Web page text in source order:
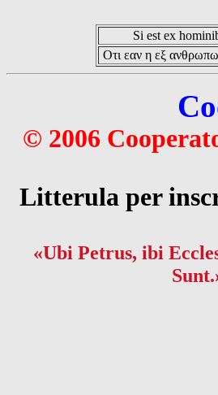
Si est ex
Οτι εαν η εξ
© 2006
Litterula per
«Ubi Petrus, ibi